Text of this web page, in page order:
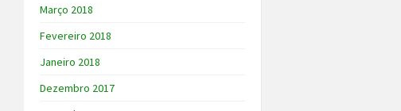
Março 2018
Fevereiro 2018
Janeiro 2018
Dezembro 2017